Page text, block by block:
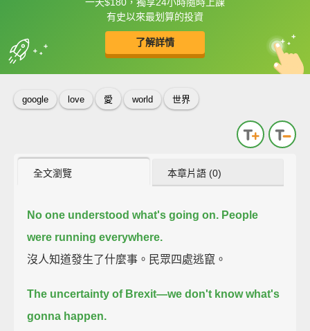
一天$180，獨享24小時隨時上課
有史以來最划算的投資
了解詳情
框選或點兩下字幕可以直接查字典喔！
收錄佳句 中
英
google love 愛 world 世界
全文瀏覽 本章片語 (0)
No one understood what's going on. People
were running everywhere.
沒人知道發生了什麼事。民眾四處逃竄。
The uncertainty of Brexit—we don't know what's
gonna happen.